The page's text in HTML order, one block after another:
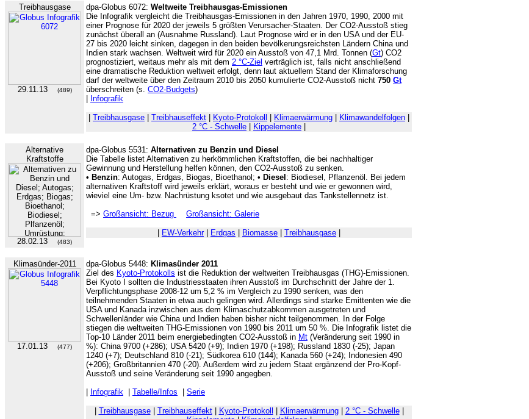
Treibhausgase
29.11.13 (489)
dpa-Globus 6072: Weltweite Treibhausgas-Emissionen
Die Infografik vergleicht die Treibhausgas-Emissionen in den Jahren 1970, 1990, 2000 mit
einer Prognose für 2020 der jeweils 5 größten Verursacher-Staaten. Der CO2-Ausstoß stieg
zunächst überall an (Ausnahme Russland). Laut Prognose wird er in den USA und der EU-
27 bis 2020 leicht sinken, dagegen in den beiden bevölkerungsreichsten Ländern China und
Indien stark wachsen. Weltweit wird für 2020 ein Ausstoß von 47,1 Mrd. Tonnen (Gt) CO2
prognostiziert, weitaus mehr als mit dem 2 °C-Ziel verträglich ist, falls nicht anschließend
eine dramatische Reduktion weltweit erfolgt, denn laut aktuellem Stand der Klimaforschung
darf der weltweite über den Zeitraum 2010 bis 2050 kumulierte CO2-Ausstoß nicht 750 Gt
überschreiten (s. CO2-Budgets)
Infografik
Treibhausgase Treibhauseffekt Kyoto-Protokoll Klimaerwärmung Klimawandelfolgen
2 °C - Schwelle
Kippelemente
Alternative
Kraftstoffe
28.02.13 (483)
dpa-Globus 5531: Alternativen zu Benzin und Diesel
Die Tabelle listet Alternativen zu herkömmlichen Kraftstoffen, die bei nachhaltiger
Gewinnung und Herstellung helfen können, den CO2-Ausstoß zu senken.
• Benzin: Autogas, Erdgas, Biogas, Bioethanol; • Diesel : Biodiesel, Pflanzenöl. Bei jedem
alternativen Kraftstoff wird jeweils erklärt, woraus er besteht und wie er gewonnen wird,
wieviel eine Um- bzw. Nachrüstung ksotet und wie ausgebaut das Tankstellennetz ist.
=> Großansicht: Bezug Großansicht: Galerie
EW-Verkehr| Erdgas Biomasse Treibhausgase
Klimasünder-2011
17.01.13 (477)
dpa-Globus 5448: Klimasünder 2011
Ziel des Kyoto-Protokolls ist die Reduktion der weltweiten Treibhausgas (THG)-Emissionen.
Bei Kyoto I sollten die Industriesstaaten ihren Ausstoß im Durchschnitt der Jahre der 1.
Verpflichtungsphase 2008-12 um 5,2 % im Vergleich zu 1990 senken, was den
teilnehmenden Staaten in etwa auch gelingen wird. Allerdings sind starke Emittenten wie die
USA und Kanada inzwischen aus dem Klimaschutzabkommen ausgetreten und
Schwellenländer wie China und Indien haben bisher nicht teilgenommen. In der Folge
stiegen die weltweiten THG-Emissionen von 1990 bis 2011 um 50 %. Die Infografik listet die
Top-10 Länder 2011 beim energiebedingten CO2-Ausstoß in Mt (Veränderung seit 1990 in
%): China 9700 (+286); USA 5420 (+9); Indien 1970 (+198); Russland 1830 (-25); Japan
1240 (+7); Deutschland 810 (-21); Südkorea 610 (144); Kanada 560 (+24); Indonesien 490
(+206); Großbritannien 470 (-20). Außerdem wird zu jedem Staat ergänzend der Pro-Kopf-
Ausstoß und seine Veränderung seit 1990 angegben.
Infografik Tabelle/Infos Serie
Treibhausgase| Treibhauseffekt| Kyoto-Protokoll Klimaerwärmung| 2 °C - Schwelle|